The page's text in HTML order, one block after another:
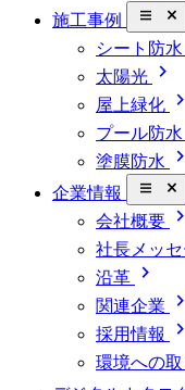
施工事例 close_small
シート防水
太陽光 chevron_right
屋上緑化 chevron_right
プール防水
塗膜防水 chevron_right
企業情報 close_small
会社概要 chevron_right
社長メッ
沿革 chevron_right
関連企業 chevron_right
採用情報 chevron_right
環境への